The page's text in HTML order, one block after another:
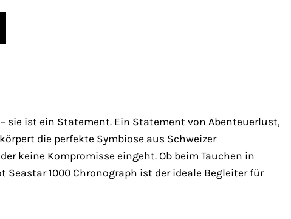
– sie ist ein Statement. Ein Statement von Abenteuerlust,
die perfekte Symbiose aus Schweizer
keine Kompromisse eingeht. Ob beim Tauchen in
1000 Chronograph ist der ideale Begleiter für